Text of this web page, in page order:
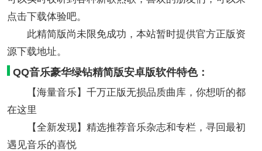
点击下载体验吧。
此精简版尚未限免成功，本站暂时提供官方正版资
源下载地址。
QQ音乐豪华绿钻精简版安卓版软件特色：
【海量音乐】千万正版无损品质曲库，你想听的都
在这里
【全新发现】精选推荐音乐杂志和专栏，寻回最初
遇见音乐的喜悦